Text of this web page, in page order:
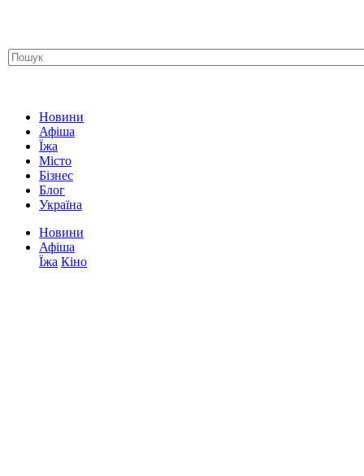
Новини
Афіша
Їжа
Місто
Бізнес
Блог
Україна
Новини
Афіша
Їжа Кіно